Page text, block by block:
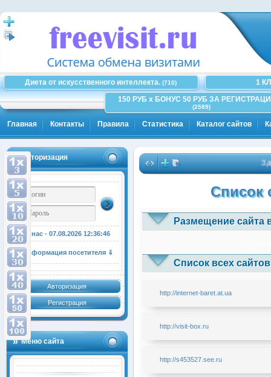
Диета от искусственного интеллекта. (710)
1
150 РУБ x БОНУС 50 РУБ ЗА
(2589)
Главная Контакты Правила Статистика Каталог сайтов
Авторизация
У нас - 07.08.2026 12:36:47
Информация посетителя ⇓
Авторизация
Регистрация
Меню сайта
Список
Размещение сайта
Список всех
http://internet-baret.at.ua
http://visit-box.ru
http://s453527.see.ru